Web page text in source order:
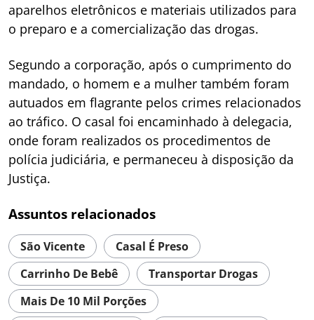
aparelhos eletrônicos e materiais utilizados para
o preparo e a comercialização das drogas.
Segundo a corporação, após o cumprimento do
mandado, o homem e a mulher também foram
autuados em flagrante pelos crimes relacionados
ao tráfico. O casal foi encaminhado à delegacia,
onde foram realizados os procedimentos de
polícia judiciária, e permaneceu à disposição da
Justiça.
Assuntos relacionados
São Vicente
Casal É Preso
Carrinho De Bebê
Transportar Drogas
Mais De 10 Mil Porções